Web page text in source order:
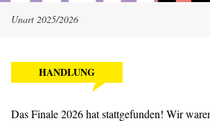
Unart 2025/2026
HANDLUNG
Das Finale 2026 hat stattgefunden! Wir